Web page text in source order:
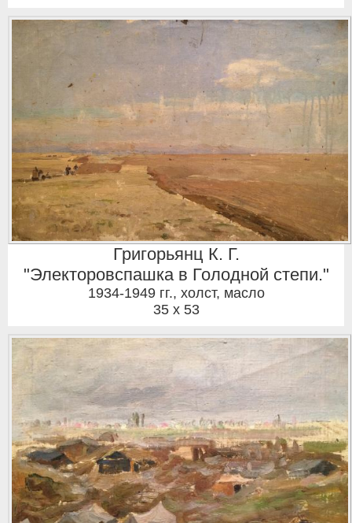
Григорьянц К. Г.
"Электоровспашка в Голодной степи."
1934-1949 гг., холст, масло
35 x 53